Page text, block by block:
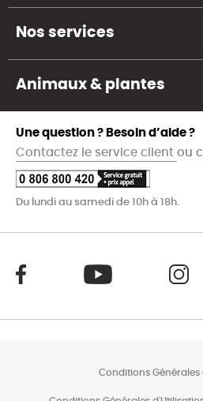
Nos services
Animaux & plantes
Une question ? Besoin d’aide ?
Contactez le service client ou
Du lundi au samedi de 10h à 18h.
Conditions Générales